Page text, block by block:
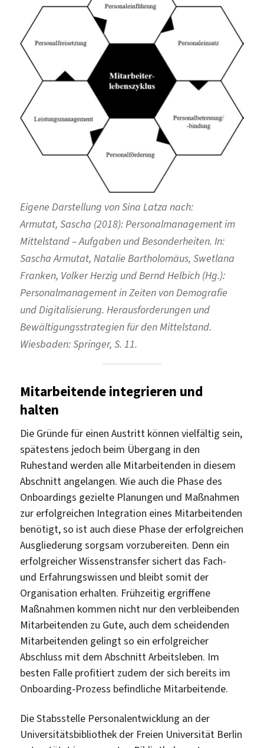
Eigene Darstellung von Sina Latza nach:
Armutat, Sascha (2018): Personalmanagement im
Mittelstand – Aufgaben und Besonderheiten. In:
Sascha Armutat, Natalie Bartholomäus, Swetlana
Franken, Volker Herzig und Bernd Helbich (Hg.):
Personalmanagement in Zeiten von Demografie
und Digitalisierung. Herausforderungen und
Bewältigungsstrategien für den Mittelstand.
Wiesbaden: Springer, S. 11.
Mitarbeitende integrieren und
halten
Die Gründe für einen Austritt können vielfältig sein,
spätestens jedoch beim Übergang in den
Ruhestand werden alle Mitarbeitenden in diesem
Abschnitt angelangen. Wie auch die Phase des
Onboardings gezielte Planungen und Maßnahmen
zur erfolgreichen Integration eines Mitarbeitenden
benötigt, so ist auch diese Phase der erfolgreichen
Ausgliederung sorgsam vorzubereiten. Denn ein
erfolgreicher Wissenstransfer sichert das Fach-
und Erfahrungswissen und bleibt somit der
Organisation erhalten. Frühzeitig ergriffene
Maßnahmen kommen nicht nur den verbleibenden
Mitarbeitenden zu Gute, auch dem scheidenden
Mitarbeitenden gelingt so ein erfolgreicher
Abschluss mit dem Abschnitt Arbeitsleben. Im
besten Falle profitiert zudem der sich bereits im
Onboarding-Prozess befindliche Mitarbeitende.
Die Stabsstelle Personalentwicklung an der
Universitätsbibliothek der Freien Universität Berlin